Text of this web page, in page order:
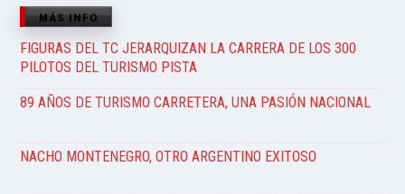
MÁS INFO
FIGURAS DEL TC JERARQUIZAN LA CARRERA DE LOS 300
PILOTOS DEL TURISMO PISTA
89 AÑOS DE TURISMO CARRETERA, UNA PASIÓN NACIONAL
NACHO MONTENEGRO, OTRO ARGENTINO EXITOSO